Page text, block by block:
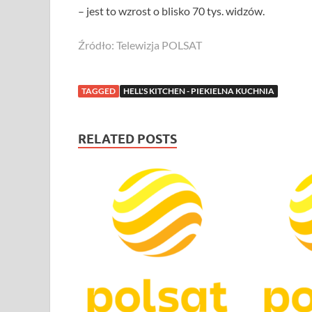
– jest to wzrost o blisko 70 tys. widzów.
Źródło: Telewizja POLSAT
TAGGED HELL'S KITCHEN - PIEKIELNA KUCHNIA
RELATED POSTS